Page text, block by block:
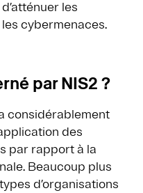
les
cybermenaces.
par NIS2 ?
considérablement
des
par rapport à la
Beaucoup plus
d’organisations